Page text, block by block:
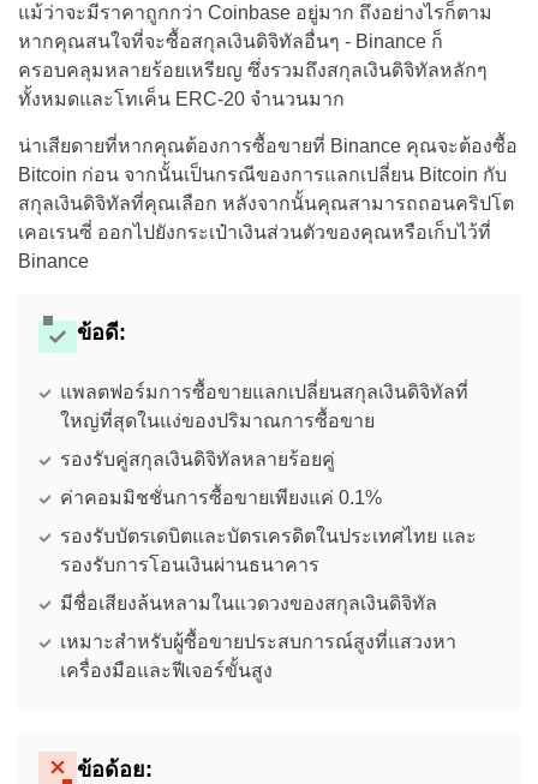
แม้ว่าจะมีราคาถูกกว่า Coinbase อยู่มาก ถึงอย่างไรก็ตาม
หากคุณสนใจที่จะซื้อสกุลเงินดิจิทัลอื่นๆ - Binance ก็
ครอบคลุมหลายร้อยเหรียญ ซึ่งรวมถึงสกุลเงินดิจิทัลหลักๆ
ทั้งหมดและโทเค็น ERC-20 จำนวนมาก
น่าเสียดายที่หากคุณต้องการซื้อขายที่ Binance คุณจะต้องซื้อ
Bitcoin ก่อน จากนั้นเป็นกรณีของการแลกเปลี่ยน Bitcoin กับ
สกุลเงินดิจิทัลที่คุณเลือก หลังจากนั้นคุณสามารถถอนคริปโต
เคอเรนซี่ ออกไปยังกระเป๋าเงินส่วนตัวของคุณหรือเก็บไว้ที่
Binance
ข้อดี:
แพลตฟอร์มการซื้อขายแลกเปลี่ยนสกุลเงินดิจิทัลที่
ใหญ่ที่สุดในแง่ของปริมาณการซื้อขาย
รองรับคู่สกุลเงินดิจิทัลหลายร้อยคู่
ค่าคอมมิชชั่นการซื้อขายเพียงแค่ 0.1%
รองรับบัตรเดบิตและบัตรเครดิตในประเทศไทย และ
รองรับการโอนเงินผ่านธนาคาร
มีชื่อเสียงล้นหลามในแวดวงของสกุลเงินดิจิทัล
เหมาะสำหรับผู้ซื้อขายประสบการณ์สูงที่แสวงหา
เครื่องมือและฟีเจอร์ขั้นสูง
ข้อด้อย: